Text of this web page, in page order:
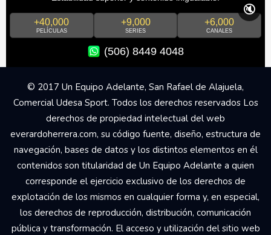
+40,000
PELÍCULAS
+9,000
SERIES
+6,000
CANALES
(506) 8449 4048
🔇
© 2017 Un Equipo Adelante, San Rafael de Alajuela,
Comercial Udesa Sport. Todos los derechos reservados Los
derechos de propiedad intelectual del web
everardoherrera.com, su código fuente, diseño, estructura de
navegación, bases de datos y los distintos elementos en él
contenidos son titularidad de Un Equipo Adelante a quien
corresponde el ejercicio exclusivo de los derechos de
explotación de los mismos en cualquier forma y, en especial,
los derechos de reproducción, distribución, comunicación
pública y transformación. El acceso y utilización del sitio web